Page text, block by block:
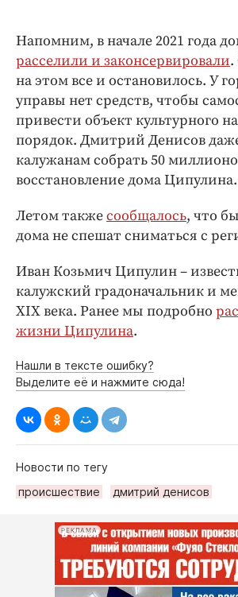
Напомним, в начале 2021 года
расселили и законсервировали.
на этом все и остановилось. У
управы нет средств, чтобы
привести объект культурного
порядок. Дмитрий Денисов
калужанам собрать 50
восстановление дома Ципулина.
Летом такжесообщалось, что
дома не спешат сниматься с
Иван Козьмич Ципулин –
калужский градоначальник и
XIX века. Ранее мы подробно
жизни Ципулина.
Нашли в тексте ошибку?
Выделите её и нажмите сюда!
Новости по тегу
происшествие
дмитрий денисов
РЕКЛАМА